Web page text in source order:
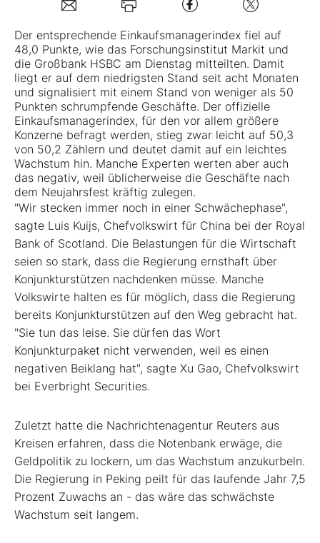
Kontakt
Der entsprechende Einkaufsmanagerindex fiel auf
48,0 Punkte, wie das Forschungsinstitut Markit und
die Großbank HSBC am Dienstag mitteilten. Damit
liegt er auf dem niedrigsten Stand seit acht Monaten
und signalisiert mit einem Stand von weniger als 50
Punkten schrumpfende Geschäfte. Der offizielle
Einkaufsmanagerindex, für den vor allem größere
Konzerne befragt werden, stieg zwar leicht auf 50,3
von 50,2 Zählern und deutet damit auf ein leichtes
Wachstum hin. Manche Experten werten aber auch
das negativ, weil üblicherweise die Geschäfte nach
dem Neujahrsfest kräftig zulegen.
"Wir stecken immer noch in einer Schwächephase",
sagte Luis Kuijs, Chefvolkswirt für China bei der Royal
Bank of Scotland. Die Belastungen für die Wirtschaft
seien so stark, dass die Regierung ernsthaft über
Konjunkturstützen nachdenken müsse. Manche
Volkswirte halten es für möglich, dass die Regierung
bereits Konjunkturstützen auf den Weg gebracht hat.
"Sie tun das leise. Sie dürfen das Wort
Konjunkturpaket nicht verwenden, weil es einen
negativen Beiklang hat", sagte Xu Gao, Chefvolkswirt
bei Everbright Securities.
Zuletzt hatte die Nachrichtenagentur Reuters aus
Kreisen erfahren, dass die Notenbank erwäge, die
Geldpolitik zu lockern, um das Wachstum anzukurbeln.
Die Regierung in Peking peilt für das laufende Jahr 7,5
Prozent Zuwachs an - das wäre das schwächste
Wachstum seit langem.